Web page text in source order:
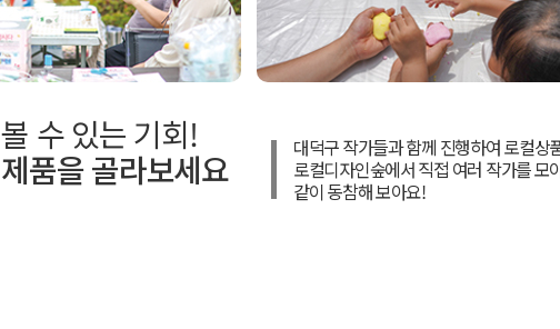
수 있는 기회!
품을 골라보세요
대덕구 작가들과 함께 진행하여 로컬상
로컬디자인숲에서 직접 여러 작가를 모
같이 동참해 보아요!